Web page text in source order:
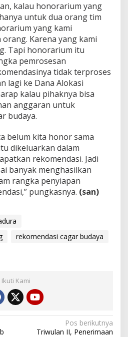
kalau honorarium yang
untuk dua orang tim
yang kami
Karena yang kami
Tapi honorarium itu
pemrosesan
tidak terproses
lagi ke Dana Alokasi
kalau pihaknya bisa
anggaran untuk
budaya.
belum kita honor sama
dikeluarkan dalam
rekomendasi. Jadi
banyak menghasilkan
rangka penyiapan
pungkasnya. (san)
rekomendasi cagar budaya
Ikuti Kami
Pos berikutnya
Triwulan II, Penerimaan